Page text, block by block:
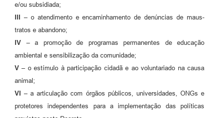
e/ou subsidiada;
III –o atendimento e encaminhamento de denúncias de maus-
tratos e abandono;
IV –a promoção de programas permanentes de educação
ambiental e sensibilização da comunidade;
V –o estímulo à participação cidadã e ao voluntariado na causa
animal;
VI –a articulação com órgãos públicos, universidades, ONGs e
protetores independentes para a implementação das políticas